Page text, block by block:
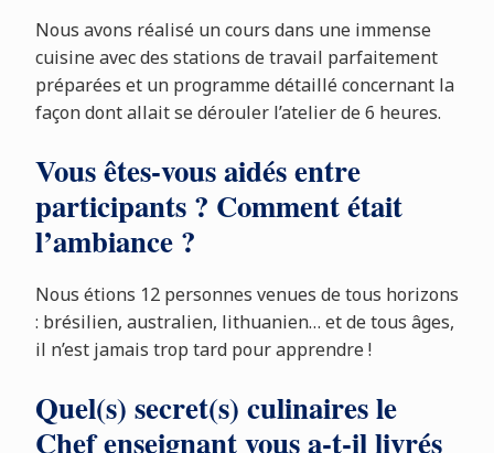
Nous avons réalisé un cours dans une immense
cuisine avec des stations de travail parfaitement
préparées et un programme détaillé concernant la
façon dont allait se dérouler l’atelier de 6 heures.
Vous êtes-vous aidés entre
participants ? Comment était
l’ambiance ?
Nous étions 12 personnes venues de tous horizons
: brésilien, australien, lithuanien… et de tous âges,
il n’est jamais trop tard pour apprendre !
Quel(s) secret(s) culinaires le
Chef enseignant vous a-t-il livrés